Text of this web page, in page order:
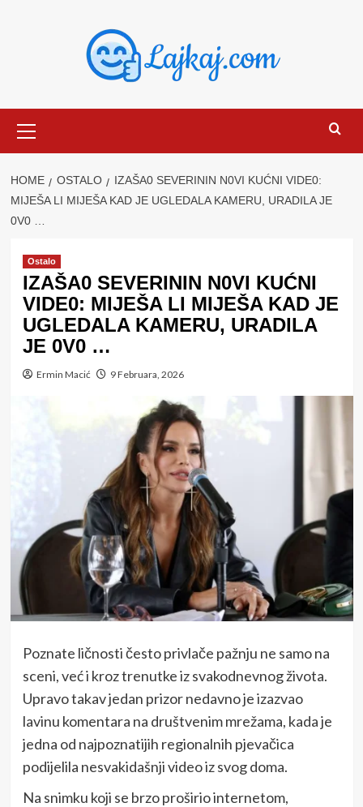
Menu
HOME OSTALO
IZAŠA0 SEVERININ N0VI KUĆNI VIDE0:
MIJEŠA LI MIJEŠA KAD JE UGLEDALA KAMERU, URADILA JE
0V0 …
Ostalo
IZAŠA0 SEVERININ N0VI KUĆNI
VIDE0: MIJEŠA LI MIJEŠA KAD JE
UGLEDALA KAMERU, URADILA
JE 0V0 …
Ermin Macić 9 Februara, 2026
Poznate ličnosti često privlače pažnju ne samo na
sceni, već i kroz trenutke iz svakodnevnog života.
Upravo takav jedan prizor nedavno je izazvao
lavinu komentara na društvenim mrežama, kada je
jedna od najpoznatijih regionalnih pjevačica
podijelila nesvakidašnji video iz svog doma.
Na snimku koji se brzo proširio internetom,